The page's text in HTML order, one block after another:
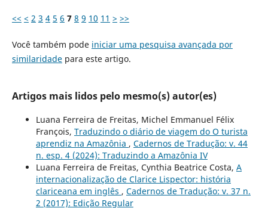
<< < 2 3 4 5 6 7 8 9 10 11 > >>
Você também pode iniciar uma pesquisa avançada por
similaridadepara este artigo.
Artigos mais lidos pelo mesmo(s) autor(es)
Luana Ferreira de Freitas, Michel Emmanuel Félix
François, Traduzindo o diário de viagem do O turista
aprendiz na Amazônia , Cadernos de Tradução: v. 44
n. esp. 4 (2024): Traduzindo a Amazônia IV
Luana Ferreira de Freitas, Cynthia Beatrice Costa, A
internacionalização de Clarice Lispector: história
clariceana em inglês , Cadernos de Tradução: v. 37 n.
2 (2017): Edição Regular